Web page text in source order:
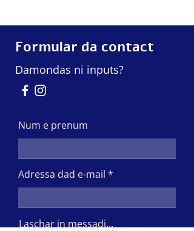
Formular da contact
Damondas ni inputs?
Num e prenum
Adressa dad e-mail
Laschar in messadi...